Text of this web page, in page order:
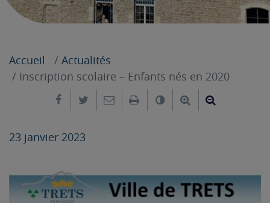
Accueil
Actualités
Inscription scolaire – Enfants nés en 2020
Partager sur Facebook
Partager sur Twitter
Envoyer par e-mail
ImprimerChanger leAgrandir le
23 janvier 2023